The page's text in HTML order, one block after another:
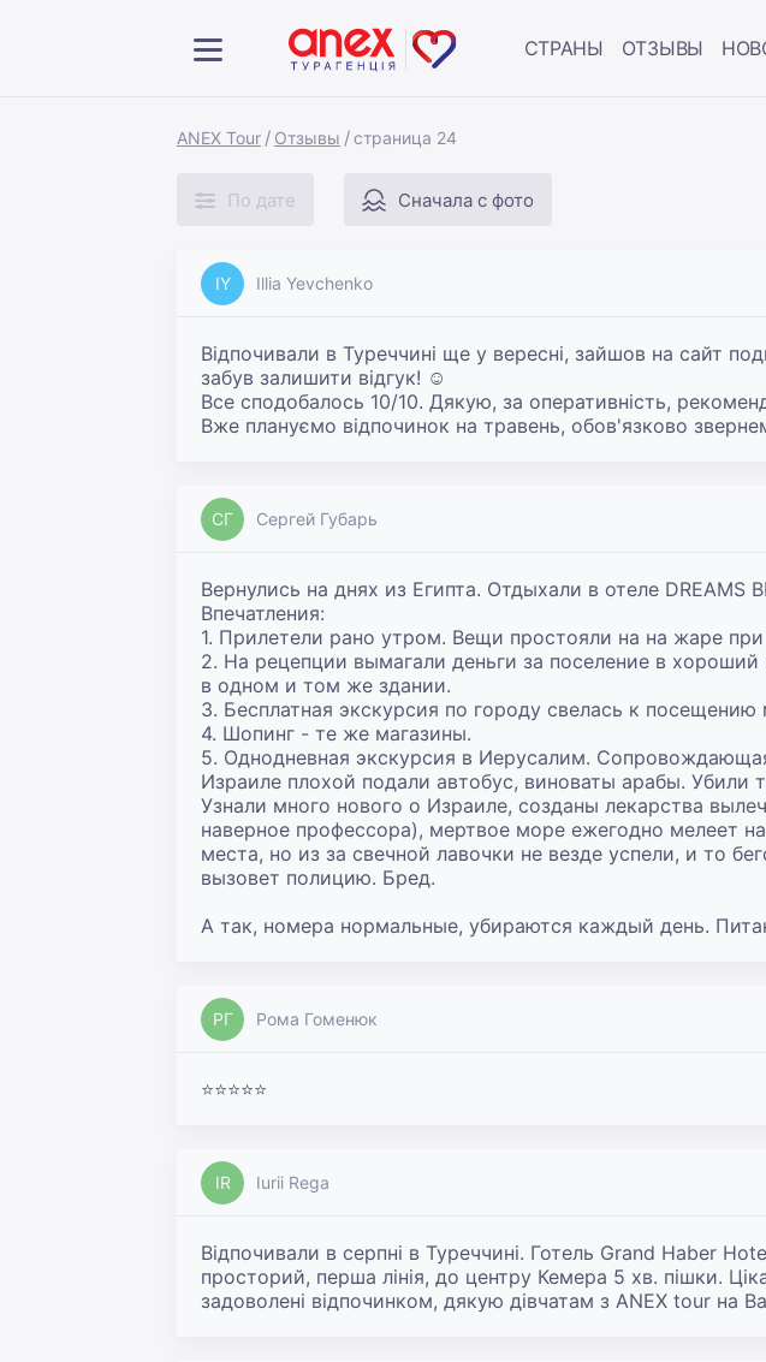
СТРАНЫ ОТЗЫВЫ
ANEX Tour Отзывы страница 24
По дате Сначала с фото
IY Illia Yevchenko
Відпочивали в Туреччині ще у вересні, зайшов на сайт
забув залишити відгук! ☺️
Все сподобалось 10/10. Дякую, за оперативність,
Вже плануємо відпочинок на травень, обов'язково
СГ Сергей Губарь
Вернулись на днях из Египта. Отдыхали в отеле DREAMS
Впечатления:
1. Прилетели рано утром. Вещи простояли на на жаре
2. На рецепции вымагали деньги за поселение в
в одном и том же здании.
3. Бесплатная экскурсия по городу свелась к посещению
4. Шопинг - те же магазины.
5. Однодневная экскурсия в Иерусалим.
Израиле плохой подали автобус, виноваты арабы. Убили
Узнали много нового о Израиле, созданы лекарства
наверное профессора), мертвое море ежегодно мелеет
места, но из за свечной лавочки не везде успели, и то
вызовет полицию. Бред.
А так, номера нормальные, убираются каждый день.
РГ Рома Гоменюк
⭐️⭐️⭐️⭐️⭐️
IR Iurii Rega
Відпочивали в серпні в Туреччині. Готель Grand Haber
просторий, перша лінія, до центру Кемера 5 хв. пішки.
задоволені відпочинком, дякую дівчатам з ANEX tour на